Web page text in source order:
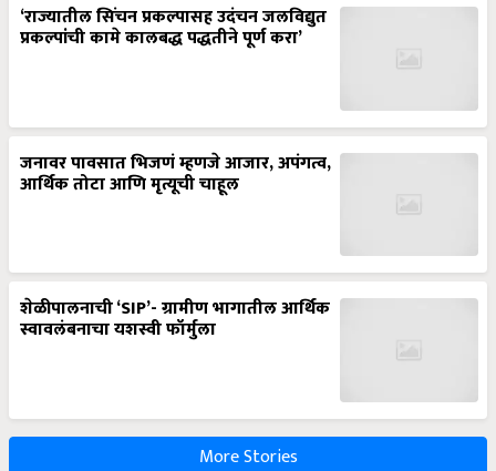
‘राज्यातील सिंचन प्रकल्पासह उदंचन जलविद्युत
प्रकल्पांची कामे कालबद्ध पद्धतीने पूर्ण करा’
जनावर पावसात भिजणं म्हणजे आजार, अपंगत्व,
आर्थिक तोटा आणि मृत्यूची चाहूल
शेळीपालनाची ‘SIP’- ग्रामीण भागातील आर्थिक
स्वावलंबनाचा यशस्वी फॉर्मुला
More Stories